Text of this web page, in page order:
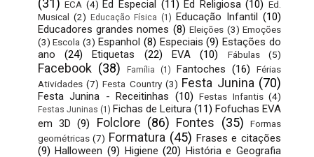
(31) ECA (4) Ed Especial (11) Ed Religiosa (10) Ed.
Musical (2) Educação Física (1) Educação Infantil (10)
Educadores grandes nomes (8) Eleições (3) Emoções
(3) Escola (3) Espanhol (8) Especiais (9) Estações do
ano
(24) Etiquetas (22) EVA (10) Fábulas (5)
Facebook (38) Família (1) Fantoches (16)
Férias
Atividades (7) Festa Country (3) Festa Junina (70)
Festa Junina - Receitinhas (10) Festas Infantis (4)
Festas Juninas (1) Fichas de Leitura (11) Fofuchas EVA
em 3D (9) Folclore (86) Fontes (35)
Formas
geométricas (7) Formatura (45) Frases e citações
(9) Halloween (9) Higiene (20) História e Geografia